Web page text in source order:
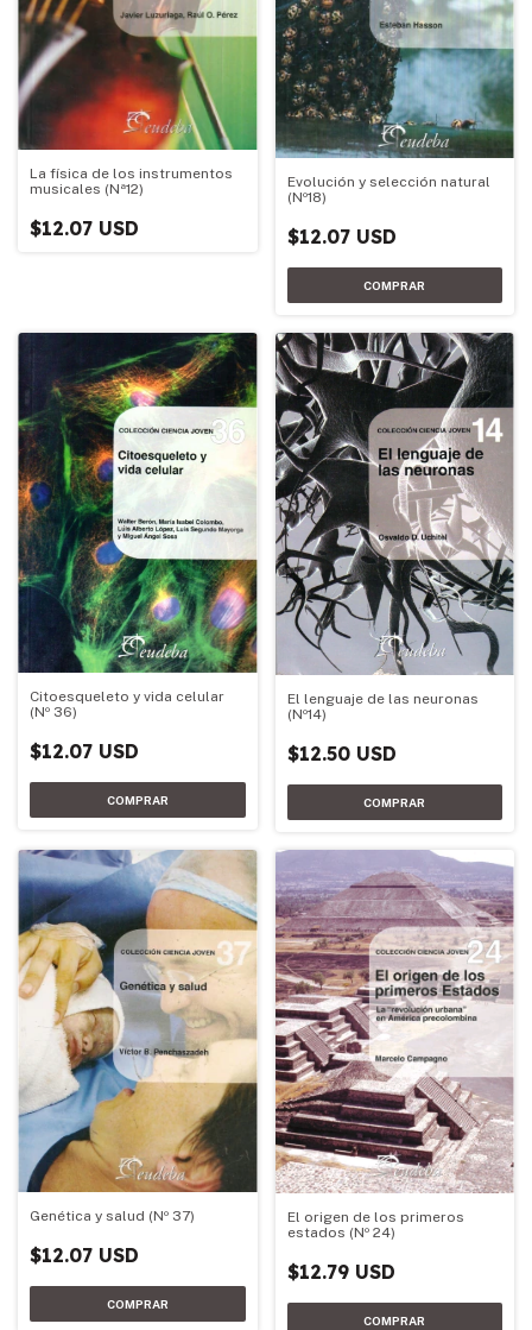
La física de los instrumentos
musicales (Nª12)
$12.07 USD
Evolución y selección natural
(Nº18)
$12.07 USD
Citoesqueleto y vida celular
(Nº 36)
$12.07 USD
El lenguaje de las neuronas
(Nº14)
$12.50 USD
Genética y salud (Nº 37)
$12.07 USD
El origen de los primeros
estados (Nº 24)
$12.79 USD